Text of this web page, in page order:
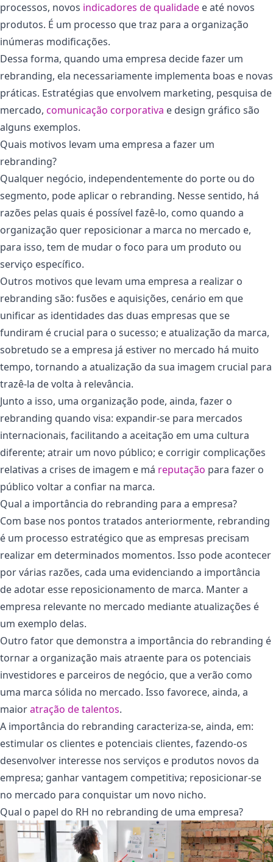
processos, novos indicadores de qualidade e até novos
produtos. É um processo que traz para a organização
inúmeras modificações.
Dessa forma, quando uma empresa decide fazer um
rebranding, ela necessariamente implementa boas e novas
práticas. Estratégias que envolvem marketing, pesquisa de
mercado, comunicação corporativa e design gráfico são
alguns exemplos.
Quais motivos levam uma empresa a fazer um
rebranding?
Qualquer negócio, independentemente do porte ou do
segmento, pode aplicar o rebranding. Nesse sentido, há
razões pelas quais é possível fazê-lo, como quando a
organização quer reposicionar a marca no mercado e,
para isso, tem de mudar o foco para um produto ou
serviço específico.
Outros motivos que levam uma empresa a realizar o
rebranding são: fusões e aquisições, cenário em que
unificar as identidades das duas empresas que se
fundiram é crucial para o sucesso; e atualização da marca,
sobretudo se a empresa já estiver no mercado há muito
tempo, tornando a atualização da sua imagem crucial para
trazê-la de volta à relevância.
Junto a isso, uma organização pode, ainda, fazer o
rebranding quando visa: expandir-se para mercados
internacionais, facilitando a aceitação em uma cultura
diferente; atrair um novo público; e corrigir complicações
relativas a crises de imagem e má reputação para fazer o
público voltar a confiar na marca.
Qual a importância do rebranding para a empresa?
Com base nos pontos tratados anteriormente, rebranding
é um processo estratégico que as empresas precisam
realizar em determinados momentos. Isso pode acontecer
por várias razões, cada uma evidenciando a importância
de adotar esse reposicionamento de marca. Manter a
empresa relevante no mercado mediante atualizações é
um exemplo delas.
Outro fator que demonstra a importância do rebranding é
tornar a organização mais atraente para os potenciais
investidores e parceiros de negócio, que a verão como
uma marca sólida no mercado. Isso favorece, ainda, a
maioratração de talentos.
A importância do rebranding caracteriza-se, ainda, em:
estimular os clientes e potenciais clientes, fazendo-os
desenvolver interesse nos serviços e produtos novos da
empresa; ganhar vantagem competitiva; reposicionar-se
no mercado para conquistar um novo nicho.
Qual o papel do RH no rebranding de uma empresa?